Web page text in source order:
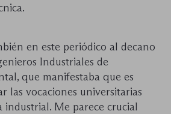
en este periódico al decano
Industriales de
que manifestaba que es
las vocaciones universitarias
industrial. Me parece crucial